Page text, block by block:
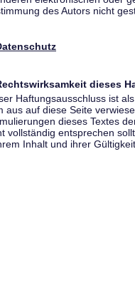
des Autors nicht
dieses
Haftungsausschluss ist
aus auf diese Seite
dieses Textes
vollständig entsprechen
Inhalt und ihrer